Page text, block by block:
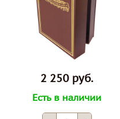
2 250 руб.
Есть в наличии